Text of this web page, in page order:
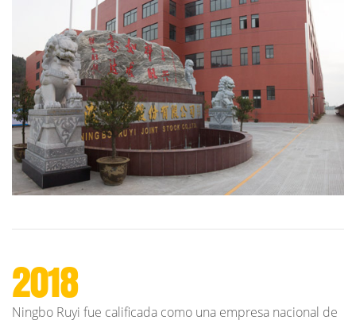
2018
Ningbo Ruyi fue calificada como una empresa nacional de